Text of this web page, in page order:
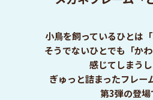
小鳥を飼っているひとは「
そうでないひとでも「か
感じてしまう
ぎゅっと詰まったフレー
第3弾の登場